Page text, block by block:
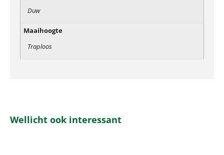
Duw
Maaihoogte
Traploos
Wellicht ook interessant